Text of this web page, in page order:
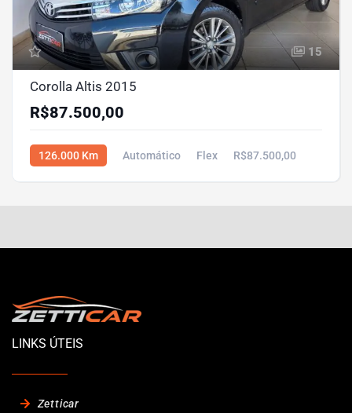
15
Corolla Altis 2015
R$87.500,00
126.000 Km Automático Flex R$87.500,00
LINKS ÚTEIS
Zetticar